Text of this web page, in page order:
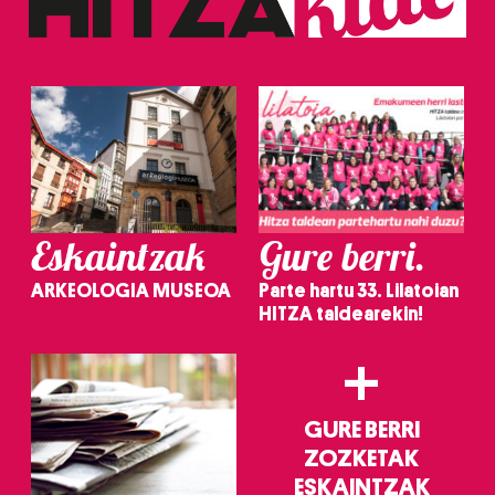
Eskaintzak
ARKEOLOGIA MUSEOA
Gure berri.
Parte hartu 33. Lilatoian
HITZA taldearekin!
+
GURE BERRI
ZOZKETAK
ESKAINTZAK